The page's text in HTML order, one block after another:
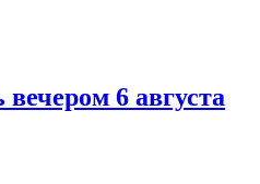
6 августа